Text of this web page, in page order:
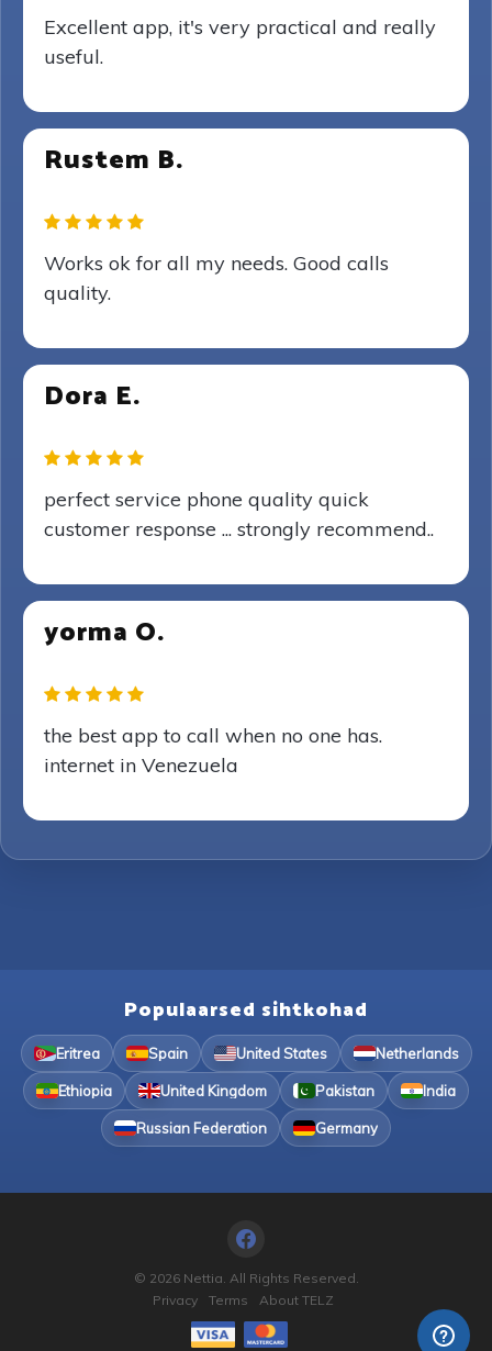
Excellent app, it's very practical and really
useful.
Rustem B.
Works ok for all my needs. Good calls
quality.
Dora E.
perfect service phone quality quick
customer response ... strongly recommend..
yorma O.
the best app to call when no one has.
internet in Venezuela
Populaarsed sihtkohad
Eritrea Spain United States Netherlands
Ethiopia United Kingdom Pakistan India
Russian Federation Germany
© 2026 Nettia. All Rights Reserved.
Privacy
Terms About TELZ